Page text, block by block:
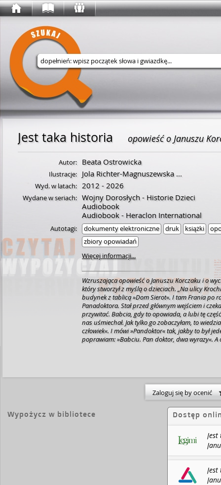
Wyszukaj w serwisie
Jest taka historia opowieść o Januszu
Autor: Beata Ostrowicka
Ilustracje: Jola Richter-Magnuszewska...
Wyd. w latach: 2012 - 2026
Wydane w seriach: Wojny Dorosłych - Historie Dzieci
Audiobook
Audiobook - Heraclon International
Autotagi: dokumenty elektroniczne druk książki
zbiory opowiadań
Więcej informacji...
Wzruszająca opowieść o Januszu Korczaku i o
który stworzył z myślą o dzieciach. „Na ulicy
budynek z tablicą »Dom Sierot«. I tam Frania po
Panadoktora. Stał przed głównym wejściem i
przywitać. Babcia, gdy to opowiada, a lubi tę
nas uśmiechał. Jak tylko go zobaczyłam, to
człowiek«. I mówi »Pandoktor« tak, jakby to był
poprawiam: »Babciu. Pan doktor, dwa wyrazy«. A
Zaloguj się by ocenić
Wypożycz w bibliotece Dostęp